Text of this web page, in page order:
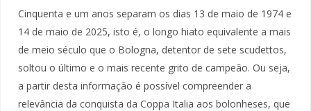
Cinquenta e um anos separam os dias 13 de maio de 1974 e
14 de maio de 2025, isto é, o longo hiato equivalente a mais
de meio século que o Bologna, detentor de sete scudettos,
soltou o último e o mais recente grito de campeão. Ou seja,
a partir desta informação é possível compreender a
relevância da conquista da Coppa Italia aos bolonheses, que